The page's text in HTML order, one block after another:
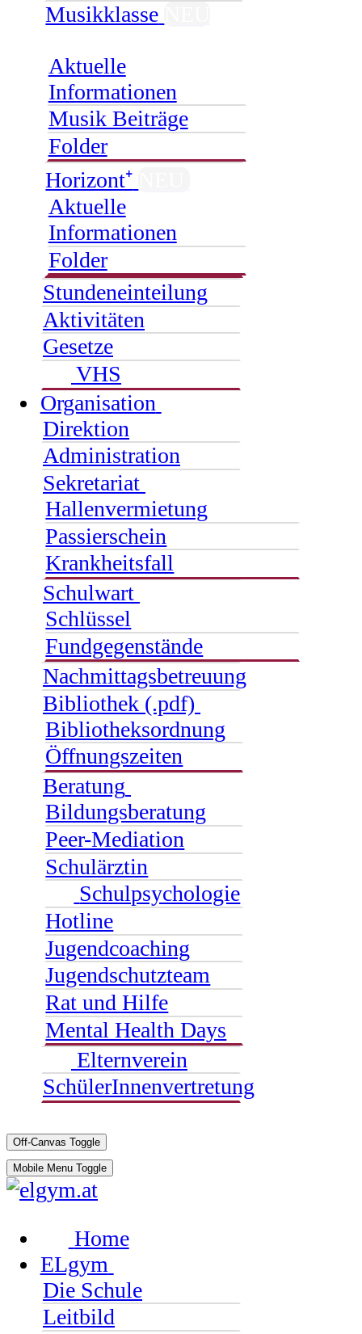
Musikklasse
Aktuelle
Informationen
Musik Beiträge
Folder
Horizont⁺
Aktuelle
Informationen
Folder
Stundeneinteilung
Aktivitäten
Gesetze
VHS
Organisation
Direktion
Administration
Sekretariat
Hallenvermietung
Passierschein
Krankheitsfall
Schulwart
Schlüssel
Fundgegenstände
Nachmittagsbetreuung
Bibliothek (.pdf)
Bibliotheksordnung
Öffnungszeiten
Beratung
Bildungsberatung
Peer-Mediation
Schulärztin
Schulpsychologie
Hotline
Jugendcoaching
Jugendschutzteam
Rat und Hilfe
Mental Health Days
Elternverein
SchülerInnenvertretung
Off-Canvas Toggle
Mobile Menu Toggle
Home
ELgym
Die Schule
Leitbild